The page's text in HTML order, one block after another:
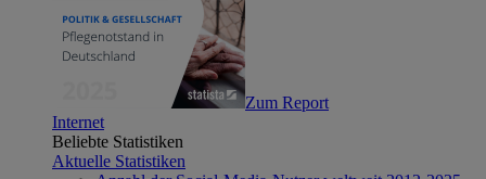
Zum Report
Internet
Beliebte Statistiken
Aktuelle Statistiken